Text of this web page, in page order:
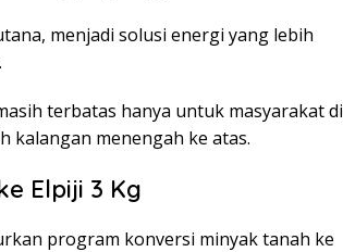
menjadi solusi energi yang lebih
terbatas hanya untuk masyarakat di
kalangan menengah ke atas.
Elpiji 3 Kg
program konversi minyak tanah ke